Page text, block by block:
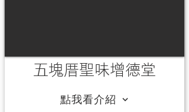
五塊厝聖味增德堂
點我看介紹